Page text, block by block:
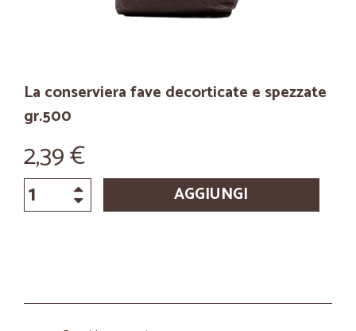
La conserviera fave decorticate e spezzate
gr.500
2,39 €
AGGIUNGI